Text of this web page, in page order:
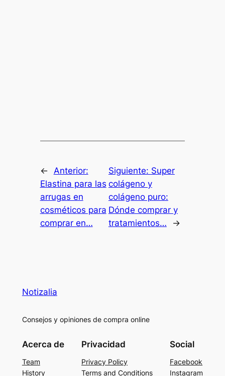
← Anterior:
Elastina para las
arrugas en
cosméticos para
comprar en…
Siguiente: Super
colágeno y
colágeno puro:
Dónde comprar y
tratamientos…
→
Notizalia
Consejos y opiniones de compra online
Acerca de
Team
History
Privacidad
Privacy Policy
Terms and Conditions
Social
Facebook
Instagram